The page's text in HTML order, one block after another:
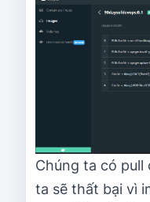
Chúng ta có
ta sẽ thất bại vì